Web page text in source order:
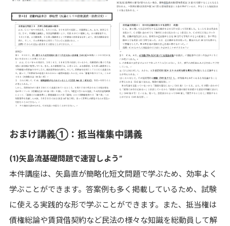
おまけ講義➀：抵当権集中講義
(1)矢島流基礎問題で速習しよう”
本件講座は、矢島直が簡略化短文問題で学ぶため、効率よく
学ぶことができます。答案例も多く掲載しているため、試験
に使える実践的な形で学ぶことができます。また、抵当権は
債権総論や賃貸借契約など民法の様々な知識を総動員して解